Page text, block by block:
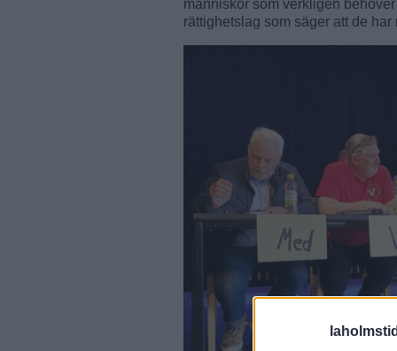
människor som verkligen
rättighetslag som säger att de har